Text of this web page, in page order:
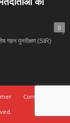
0
गहन पुनरीक्षण (SIR)
Contact Us